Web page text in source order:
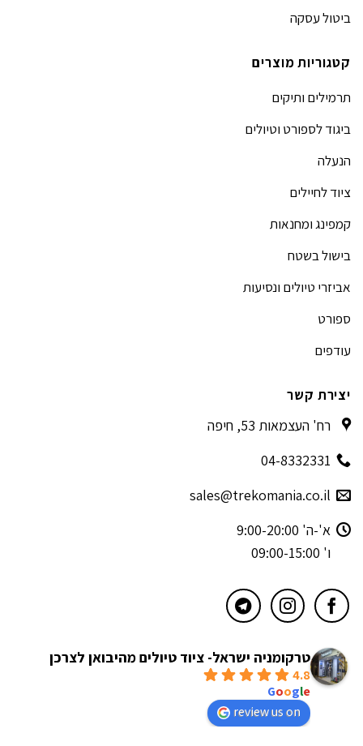
ביטול עסקה
קטגוריות מוצרים
תרמילים ותיקים
ביגוד לספורט וטיולים
הנעלה
ציוד לחיילים
קמפינג ומחנאות
בישול בשטח
אביזרי טיולים ונסיעות
ספורט
עודפים
יצירת קשר
רח' העצמאות 53, חיפה
04-8332331
sales@trekomania.co.il
א'-ה' 9:00-20:00
ו' 09:00-15:00
טרקומניה ישראל- ציוד טיולים מהיבואן לצרכן
4.8
Google
review us on